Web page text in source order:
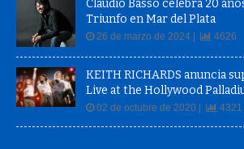
Claudio Basso celebra 20
Triunfo en Mar del Plata
26 de marzo de 2024 | 4626
KEITH RICHARDS anuncia
Live at the Hollywood
02 de octubre de 2020 | 4321